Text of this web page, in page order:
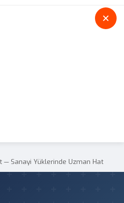
— Sanayi Yüklerinde Uzman Hat